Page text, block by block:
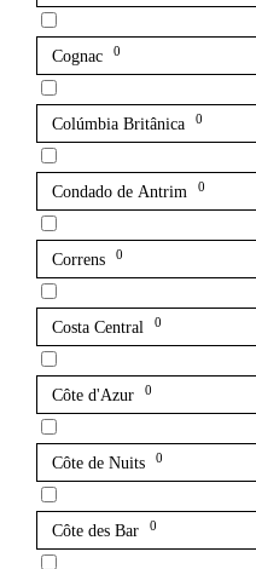
Cognac 0
Colúmbia Britânica 0
Condado de Antrim 0
Correns 0
Costa Central 0
Côte d'Azur 0
Côte de Nuits 0
Côte des Bar 0